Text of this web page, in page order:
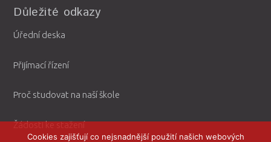
Důležité odkazy
Úřední deska
Přijímací řízení
Proč studovat na naší škole
Žádosti ke stažení
Cookies zajišťují co nejsnadnější použití našich webových